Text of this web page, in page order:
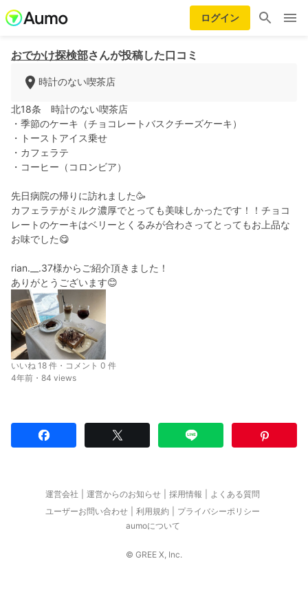
ログイン
おでかけ探検部さんが投稿した口コミ
時計のない喫茶店
北18条 時計のない喫茶店
・季節のケーキ（チョコレートバスクチーズケーキ）
・トーストアイス乗せ
・カフェラテ
・コーヒー（コロンビア）
先日病院の帰りに訪れました🥳
カフェラテがミルク濃厚でとっても美味しかったです！！チョコ
レートのケーキはベリーとくるみが合わさってとってもお上品な
お味でした😋
rian.__.37様からご紹介頂きました！
ありがとうございます😊
いいね 18 件・コメント 0 件
4年前・84 views
運営会社 運営からのお知らせ 採用情報
よくある質問
ユーザーお問い合わせ
利用規約
プライバシーポリシー
aumoについて
© GREE X, Inc.